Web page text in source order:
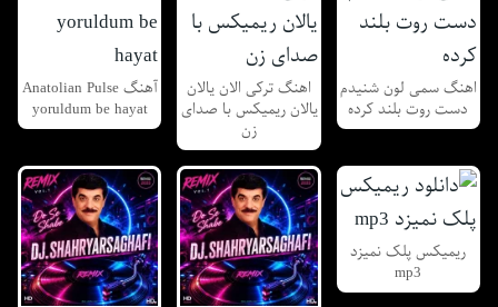
اهنگ سمی لون شنیدم
دست روت بلند کرده
اهنگ ترکی الان یالان
یالان ریمیکس با صدای
زن
آهنگ Anatolian Pulse
yoruldum be hayat
ریمیکس پلک نمیزد
mp3